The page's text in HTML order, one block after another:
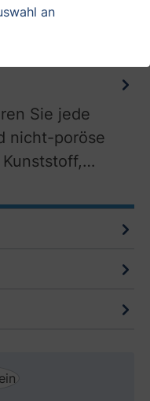
Sie jede
nicht-poröse
Kunststoff,…
an